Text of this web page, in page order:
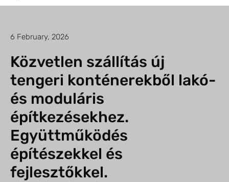
6 February, 2026
Közvetlen szállítás új
tengeri konténerekből lakó-
és moduláris
építkezésekhez.
Együttműködés
építészekkel és
fejlesztőkkel.